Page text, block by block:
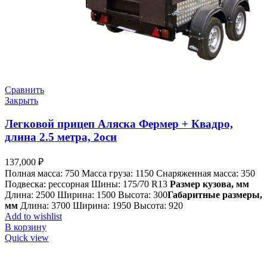
Сравнить
Закрыть
Легковой прицеп Аляска Фермер + Квадро,
длина 2.5 метра, 2оси
137,000 ₽
Полная масса: 750 Масса груза: 1150 Снаряженная масса: 350
Подвеска: рессорная Шины: 175/70 R13 Размер кузова, мм
Длина: 2500 Ширина: 1500 Высота: 300Габаритные размеры,
мм Длина: 3700 Ширина: 1950 Высота: 920
Add to wishlist
В корзину
Quick view